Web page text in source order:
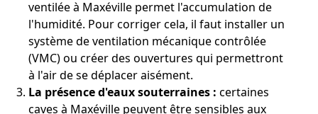
ventilée à Maxéville permet l'accumulation de
l'humidité. Pour corriger cela, il faut installer un
système de ventilation mécanique contrôlée
(VMC) ou créer des ouvertures qui permettront
à l'air de se déplacer aisément.
La présence d'eaux souterraines : certaines
caves à Maxéville peuvent être sensibles aux